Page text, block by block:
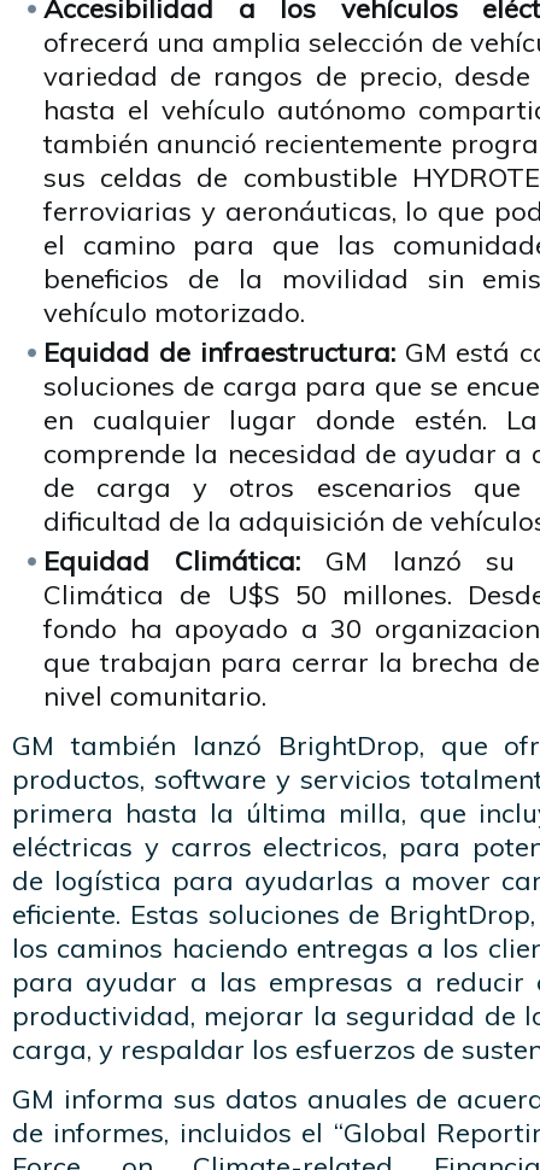
Accesibilidad a los vehículos
ofrecerá una amplia selección de
variedad de rangos de precio,
hasta el vehículo autónomo
también anunció recientemente
sus celdas de combustible
ferroviarias y aeronáuticas, lo que
el camino para que las
beneficios de la movilidad sin
vehículo motorizado.
Equidad de infraestructura:GM está
soluciones de carga para que se
en cualquier lugar donde estén.
comprende la necesidad de ayudar a
de carga y otros escenarios que
dificultad de la adquisición de
Equidad Climática:GM lanzó su
Climática de U$S 50 millones.
fondo ha apoyado a 30
que trabajan para cerrar la brecha
nivel comunitario.
GM también lanzó BrightDrop, que
productos, software y servicios
primera hasta la última milla, que
eléctricas y carros electricos, para
de logística para ayudarlas a mover
eficiente. Estas soluciones de
los caminos haciendo entregas a los
para ayudar a las empresas a reducir
productividad, mejorar la seguridad de
carga, y respaldar los esfuerzos de
GM informa sus datos anuales de
de informes, incluidos el “Global